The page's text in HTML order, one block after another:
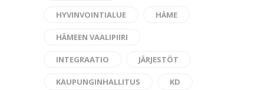
HYVINVOINTIALUE HÄME
HÄMEEN VAALIPIIRI
INTEGRAATIO JÄRJESTÖT
KAUPUNGINHALLITUS KD